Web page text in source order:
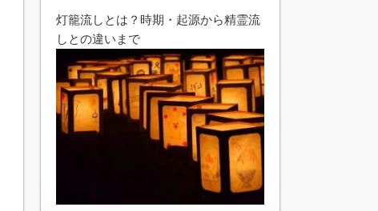
灯籠流しとは？時期・起源から精霊流
しとの違いまで